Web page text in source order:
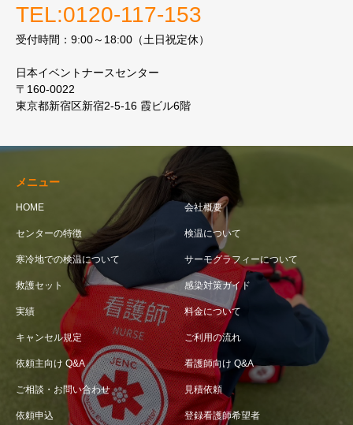
TEL:0120-117-153
受付時間：9:00～18:00（土日祝定休）
日本イベントナースセンター
〒160-0022
東京都新宿区新宿2-5-16 霞ビル6階
メニュー
HOME 会社概要
センターの特徴 検温について
寒冷地での検温について サーモグラフィーについて
救護セット 感染対策ガイド
実績 料金について
キャンセル規定 ご利用の流れ
依頼主向け Q&A 看護師向け Q&A
ご相談・お問い合わせ 見積依頼
依頼申込 登録看護師希望者